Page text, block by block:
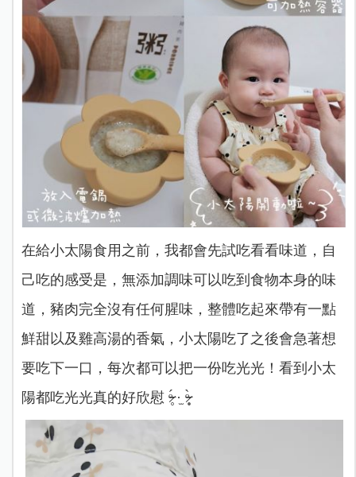
在給小太陽食用之前，我都會先試吃看看味道，自
己吃的感受是，無添加調味可以吃到食物本身的味
道，豬肉完全沒有任何腥味，整體吃起來帶有一點
鮮甜以及雞高湯的香氣，小太陽吃了之後會急著想
要吃下一口，每次都可以把一份吃光光！看到小太
陽都吃光光真的好欣慰 ᵒ̴̶̷̥́ ·̫ ᵒ̴̶̷̣̥̀